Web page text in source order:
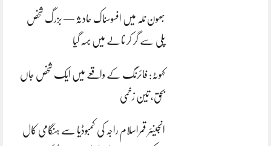
بھون نلہ میں افسوسناک حادثہ — بزرگ شخص
پلی سے گر کر نالے میں بہہ گیا
کہوٹہ: فائرنگ کے واقعے میں ایک شخص جاں
بحق، تین زخمی
انجینئر قمراسلام راجہ کی کمبوڈیا سے ہنگامی کال